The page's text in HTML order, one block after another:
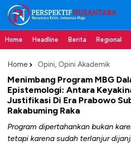
Home Headline Berita Regional
Home Opini, Opini Akademik
Menimbang Program MBG
Epistemologi: Antara
Justifikasi Di Era Prabowo
Rakabuming Raka
Program dipertahankan bukan
tetapi karena sudah terlanjur